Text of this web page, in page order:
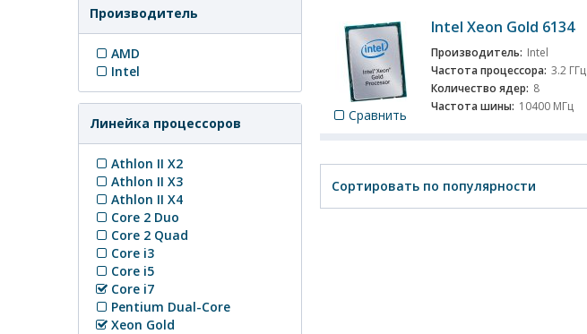
Производитель
AMD
Intel
Линейка процессоров
Athlon II X2
Athlon II X3
Athlon II X4
Core 2 Duo
Core 2 Quad
Core i3
Core i5
Core i7
Pentium Dual-Core
Xeon Gold
Сравнить
Intel Xeon Gold 6134
Производитель: Intel
Частота процессора: 3.2 ГГц
Количество ядер: 8
Частота шины: 10400 МГц
Сортировать по популярности